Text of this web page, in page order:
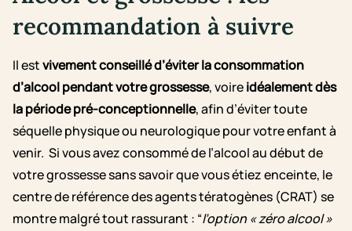
recommandation à suivre
Il estvivement conseillé d’éviter la consommation
d’alcool pendant votre grossesse, voireidéalement dès
la période pré-conceptionnelle, afin d’éviter toute
séquelle physique ou neurologique pour votre enfant à
venir. Si vous avez consommé de l’alcool au début de
votre grossesse sans savoir que vous étiez enceinte, le
centre de référence des agents tératogènes (CRAT) se
montre malgré tout rassurant : “l’option « zéro alcool »